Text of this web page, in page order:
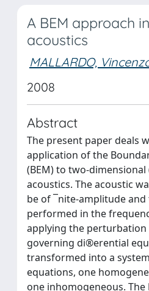
A BEM approach
acoustics
MALLARDO,
2008
Abstract
The present paper deals
application of the
(BEM) to two-
acoustics. The acoustic
be of ¯nite-amplitude and
performed in the
applying the perturbation
governing di®erential
transformed into a
equations, one
one inhomogeneous. The